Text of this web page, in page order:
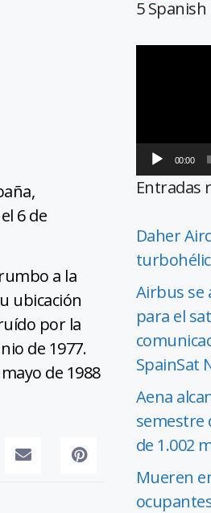
6 de
a la
ubicación
por la
de 1977.
de 1988
5
00:00
Entradas
Daher
Airbus se
para el
SpainSat
Aena
semestre
de 1.002
Mueren